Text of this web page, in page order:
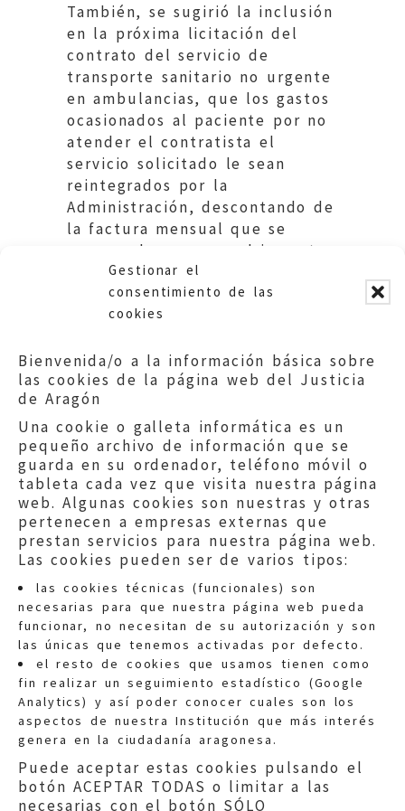
Gestionar el
consentimiento de las
cookies
Bienvenida/o a la información básica sobre
las cookies de la página web del Justicia
de Aragón
Una cookie o galleta informática es un
pequeño archivo de información que se
guarda en su ordenador, teléfono móvil o
tableta cada vez que visita nuestra página
web. Algunas cookies son nuestras y otras
pertenecen a empresas externas que
prestan servicios para nuestra página web.
Las cookies pueden ser de varios tipos:
las cookies técnicas (funcionales) son
necesarias para que nuestra página web pueda
funcionar, no necesitan de su autorización y son
las únicas que tenemos activadas por defecto.
el resto de cookies que usamos tienen como
fin realizar un seguimiento estadístico (Google
Analytics) y así poder conocer cuales son los
aspectos de nuestra Institución que más interés
genera en la ciudadanía aragonesa.
Puede aceptar estas cookies pulsando el
botón ACEPTAR TODAS o limitar a las
necesarias con el botón SÓLO
También, se sugirió la inclusión
en la próxima licitación del
contrato del servicio de
transporte sanitario no urgente
en ambulancias, que los gastos
ocasionados al paciente por no
atender el contratista el
servicio solicitado le sean
reintegrados por la
Administración, descontando de
la factura mensual que se
pague a la empresa el importe
de los mismos.
Quejas:quejas@eljusticiadearagon.es
Información general:
informacion@eljusticiadearagon.es
Teléfonos:900 210 210/